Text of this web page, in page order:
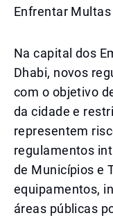
Enfrentar
Na capital dos
Dhabi, novos
com o objetivo
da cidade e
representem
regulamentos
de Municípios e
equipamentos,
áreas públicas